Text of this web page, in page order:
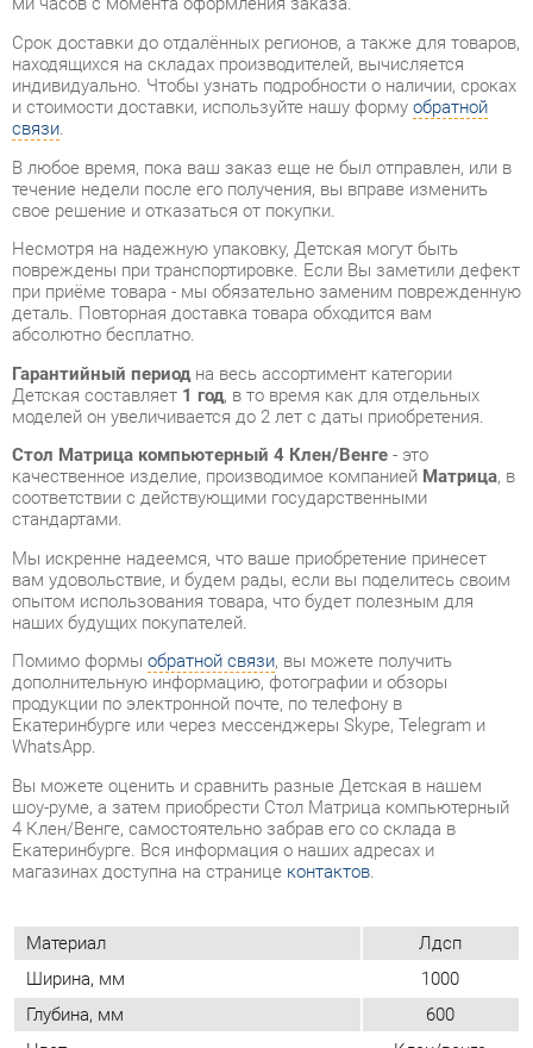
и стоимости доставки, используйте нашу форму
связи .
В любое время, пока ваш заказ еще не был отправлен, или в
течение недели после его получения, вы вправе изменить
свое решение и отказаться от покупки.
повреждены при транспортировке. Если Вы заметили дефект
при приёме товара - мы обязательно заменим поврежденную
деталь. Повторная доставка товара обходится вам
Гарантийный периодна весь ассортимент категории
Детская составляет1 год, в то время как для отдельных
моделей он увеличивается до 2 лет с даты приобретения.
качественное изделие, производимое компаниейМатрица
соответствии с действующими государственными
стандартами.
Мы искренне надеемся, что ваше приобретение принесет
вам удовольствие, и будем рады, если вы поделитесь своим
опытом использования товара, что будет полезным для
наших будущих покупателей.
Помимо формы
, вы можете получить
дополнительную информацию, фотографии и обзоры
продукции по электронной почте, по телефону в
Екатеринбурге или через мессенджеры Skype, Telegram и
WhatsApp.
Вы можете оценить и сравнить разные Детская в нашем
шоу-руме, а затем приобрести Стол Матрица компьютерный
4 Клен/Венге, самостоятельно забрав его со склада в
Екатеринбурге. Вся информация о наших адресах и
магазинах доступна на странице
Материал
Лдсп
Ширина, мм
1000
Цвет
Клен/венге
Высота, мм
1800
Форма
Прямоугольные
Материал столешницы
Лдсп